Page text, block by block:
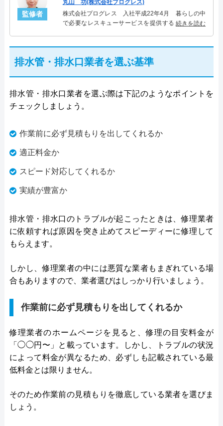
監修者
丸山 功(株式会社プログレス)
株式会社プログレス 入社平成22年4月 暮らしの中
で必要なレスキューサービスを提供する株式会社プ
シャリスト。
続きを読む
排水管・排水口業者を選ぶ基準
排水管・排水口業者を選ぶ際は下記のようなポイントを
チェックしましょう。
作業前に必ず見積もりを出してくれるか
適正料金か
スピード対応してくれるか
実績が豊富か
排水管・排水口のトラブルが起こったときは、修理業者
に依頼すれば原因を突き止めてスピーディーに修理して
もらえます。
しかし、修理業者の中には悪質な業者もまぎれている場
合もありますので、業者選びはしっかり行いましょう。
作業前に必ず見積もりを出してくれるか
修理業者のホームページを見ると、修理の目安料金が
「◯◯円〜」と載っています。しかし、トラブルの状況
によって料金が異なるため、必ずしも記載されている最
低料金とは限りません。
そのため作業前の見積もりを徹底している業者を選びま
しょう。